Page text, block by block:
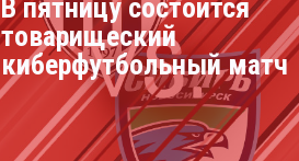
В пятницу состоится
товарищеский
киберфутбольный матч